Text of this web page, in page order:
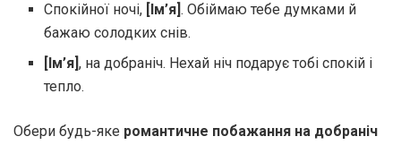
Спокійної ночі, [Ім’я]. Обіймаю тебе думками й
бажаю солодких снів.
[Ім’я], на добраніч. Нехай ніч подарує тобі спокій і
тепло.
Обери будь-яке романтичне побажання на добраніч